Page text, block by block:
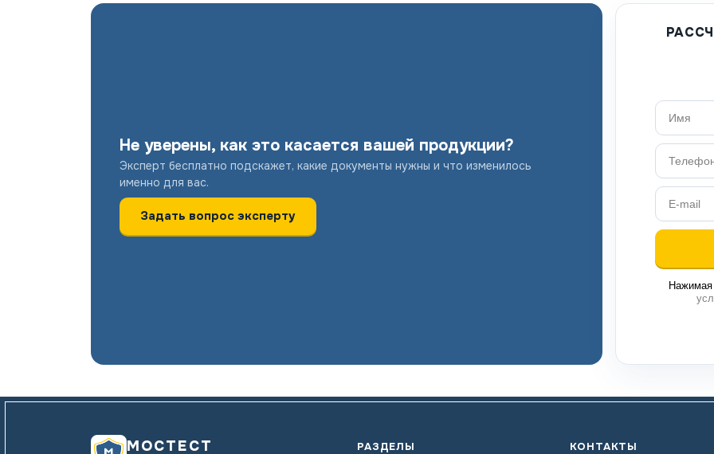
Не уверены, как это касается вашей продукции?
Эксперт бесплатно подскажет, какие документы нужны и что изменилось
именно для вас.
Задать вопрос эксперту
Нажимая
МОСТЕСТ РАЗДЕЛЫ КОНТАКТЫ